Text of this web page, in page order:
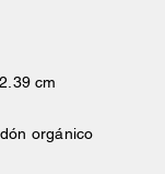
cm
orgánico